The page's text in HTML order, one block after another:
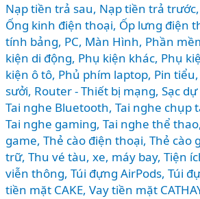
Nạp tiền trả sau, Nạp tiền trả trước,
Ống kinh điện thoại, Ốp lưng điện
tính bảng, PC, Màn Hình, Phần
kiện di động, Phụ kiện khác, Phụ
kiện ô tô, Phủ phím laptop, Pin tiểu,
sưởi, Router - Thiết bị mạng, Sạc
Tai nghe Bluetooth, Tai nghe chụp
Tai nghe gaming, Tai nghe thể thao
game, Thẻ cào điện thoại, Thẻ cào
trữ, Thu vé tàu, xe, máy bay, Tiện
viễn thông, Túi đựng AirPods, Túi
tiền mặt CAKE, Vay tiền mặt